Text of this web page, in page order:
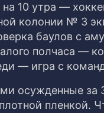
на 10 утра —
колонии № 3
баулов с
полчаса —
— игра с
осужденные за
пленкой.